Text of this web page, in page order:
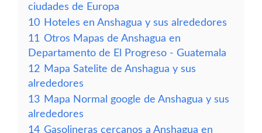
ciudades de Europa
10 Hoteles en Anshagua y sus alrededores
11 Otros Mapas de Anshagua en
Departamento de El Progreso - Guatemala
12 Mapa Satelite de Anshagua y sus
alrededores
13 Mapa Normal google de Anshagua y sus
alrededores
14 Gasolineras cercanos a Anshagua en